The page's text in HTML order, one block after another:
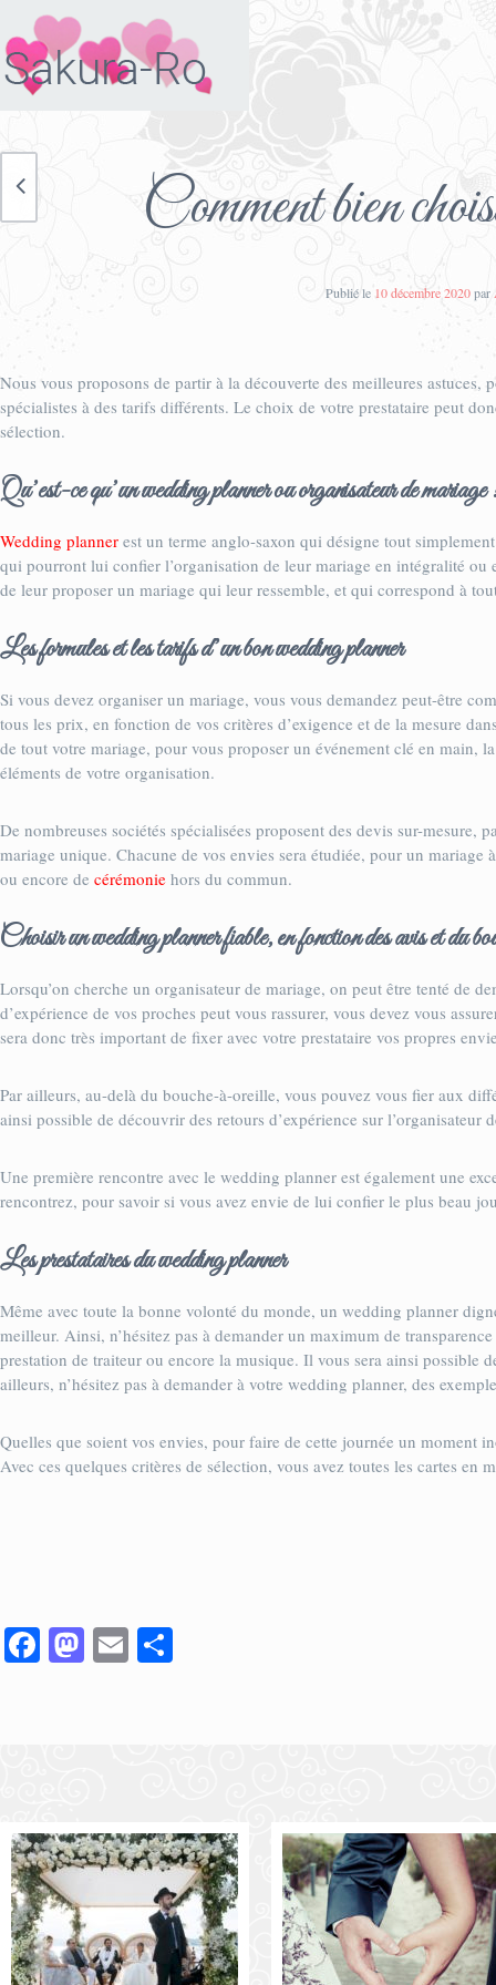
Comment bien
Publié le 10 décembre 2020par
Nous vous proposons de partir à la découverte des meilleures
spécialistes à des tarifs différents. Le choix de votre prestataire peut
sélection.
Qu’est-ce qu’un wedding planner ou organisateur de mariage
Wedding planner est un terme anglo-saxon qui désigne tout
qui pourront lui confier l’organisation de leur mariage en intégralité ou
de leur proposer un mariage qui leur ressemble, et qui correspond à
Les formules et les tarifs d’un bon wedding planner
Si vous devez organiser un mariage, vous vous demandez peut-être
tous les prix, en fonction de vos critères d’exigence et de la mesure
de tout votre mariage, pour vous proposer un événement clé en main,
éléments de votre organisation.
De nombreuses sociétés spécialisées proposent des devis sur-mesure,
mariage unique. Chacune de vos envies sera étudiée, pour un
ou encore de cérémonie hors du commun.
Choisir un wedding planner fiable, en fonction des avis et du
Lorsqu’on cherche un organisateur de mariage, on peut être tenté de
d’expérience de vos proches peut vous rassurer, vous devez vous
sera donc très important de fixer avec votre prestataire vos propres
Par ailleurs, au-delà du bouche-à-oreille, vous pouvez vous fier aux
ainsi possible de découvrir des retours d’expérience sur l’organisateur
Une première rencontre avec le wedding planner est également une
rencontrez, pour savoir si vous avez envie de lui confier le plus beau
Les prestataires du wedding planner
Même avec toute la bonne volonté du monde, un wedding planner
meilleur. Ainsi, n’hésitez pas à demander un maximum de
prestation de traiteur ou encore la musique. Il vous sera ainsi possible
ailleurs, n’hésitez pas à demander à votre wedding planner, des
Quelles que soient vos envies, pour faire de cette journée un moment
Avec ces quelques critères de sélection, vous avez toutes les cartes
Facebook
Mastodon
Email